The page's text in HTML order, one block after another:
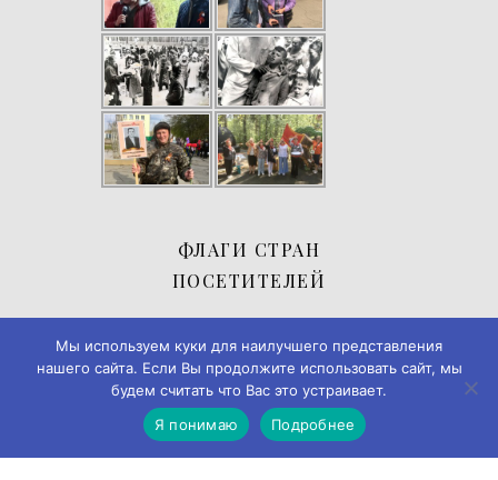
ФЛАГИ СТРАН
ПОСЕТИТЕЛЕЙ
Мы используем куки для наилучшего представления
нашего сайта. Если Вы продолжите использовать сайт, мы
будем считать что Вас это устраивает.
Я понимаю
Подробнее